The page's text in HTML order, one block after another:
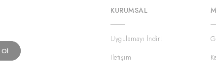
Ol
KURUMSAL
Uygulamayı İndir!
İletişim